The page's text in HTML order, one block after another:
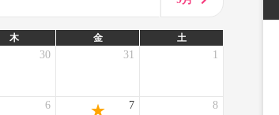
木 金 土
30 31 1
6 7 8